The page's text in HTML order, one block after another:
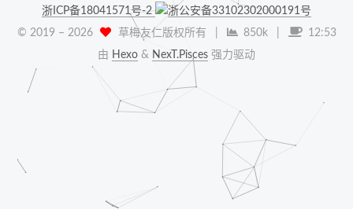
浙ICP备18041571号-2
浙公安备33102302000191号
© 2019 – 2026 草梅友仁版权所有 850k
12:53
由 Hexo & NexT.Pisces 强力驱动